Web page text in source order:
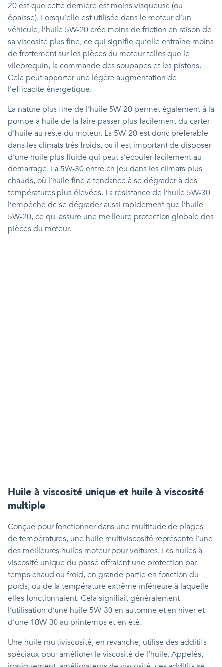
20 est que cette dernière est moins visqueuse (ou
épaisse). Lorsqu’elle est utilisée dans le moteur d’un
véhicule, l’huile 5W-20 crée moins de friction en raison de
sa viscosité plus fine, ce qui signifie qu’elle entraîne moins
de frottement sur les pièces du moteur telles que le
vilebrequin, la commande des soupapes et les pistons.
Cela peut apporter une légère augmentation de
l’efficacité énergétique.
La nature plus fine de l’huile 5W-20 permet également à la
pompe à huile de la faire passer plus facilement du carter
d’huile au reste du moteur. La 5W-20 est donc préférable
dans les climats très froids, où il est important de disposer
d’une huile plus fluide qui peut s’écouler facilement au
démarrage. La 5W-30 entre en jeu dans les climats plus
chauds, où l’huile fine a tendance à se dégrader à des
températures plus élevées. La résistance de l’huile 5W-30
l’empêche de se dégrader aussi rapidement que l’huile
5W-20, ce qui assure une meilleure protection globale des
pièces du moteur.
Huile à viscosité unique et huile à viscosité
multiple
Conçue pour fonctionner dans une multitude de plages
de températures, une huile multiviscosité représente l’une
des meilleures huiles moteur pour voitures. Les huiles à
viscosité unique du passé offraient une protection par
temps chaud ou froid, en grande partie en fonction du
poids, ou de la température extrême inférieure à laquelle
elles fonctionnaient. Cela signifiait généralement
l’utilisation d’une huile 5W-30 en automne et en hiver et
d’une 10W-30 au printemps et en été.
Une huile multiviscosité, en revanche, utilise des additifs
spéciaux pour améliorer la viscosité de l’huile. Appelés,